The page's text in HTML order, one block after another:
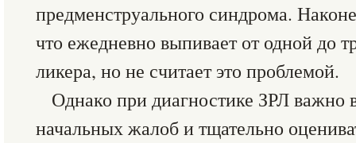
предменструального синдрома.
что ежедневно выпивает от одной до
ликера, но не считает это проблемой.
Однако при диагностике ЗРЛ важно
начальных жалоб и тщательно